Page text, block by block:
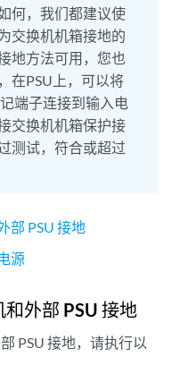
何，我们都建议使
交换机机箱接地的
地方法可用，您也
在PSU上，可以将
端子连接到输入电
交换机机箱保护接
测试，符合或超过
部 PSU 接地
源
外部 PSU 接地
PSU 接地，请执行以